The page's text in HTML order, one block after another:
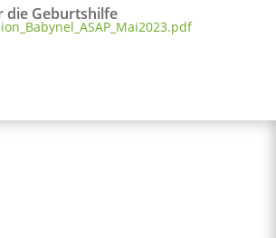
die Geburtshilfe